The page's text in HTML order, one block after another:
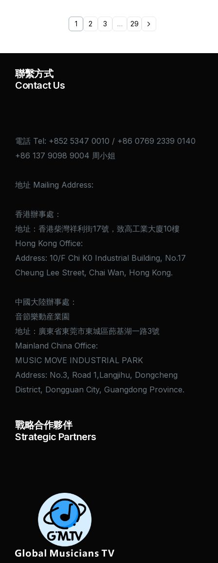
1 2 3 … 29
聯繫方式
Contact Us
電話 Tel: +852 5347 0010 / +86 0769 2339 0140
+86 137 9098 9004 周小姐
地址 Mailing Address:
香港辦事處：
地址：香港柴灣祥利街17號，致高工業大廈10樓
Hong Kong Office:
Address: 10/F Chi K0 Industrial Building, No.17
Cheung Lee Street, Chai Wan, Hong Kong.
中國大陸辦事處：
音節樂動産業園
地址：廣東省東莞市東城區蓢基湖一路3號
Mainland China Office:
MUSIC MOVE INDUSTRIAL PARK
Address: No.3, Road 1,Langjihu, Dongcheng
District, Dongguan City, Guangdong Province.
戰略合作夥伴
Strategic Partners